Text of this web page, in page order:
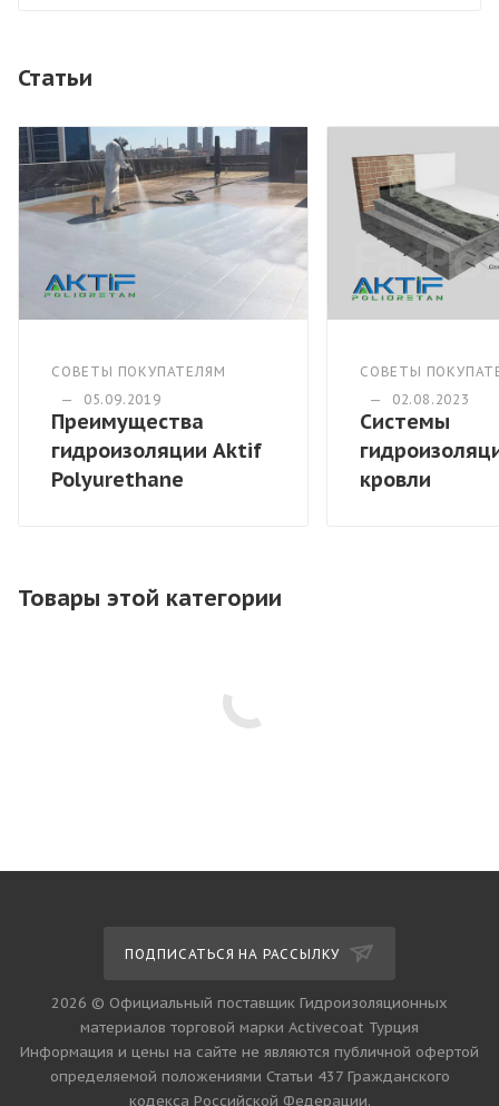
Статьи
СОВЕТЫ ПОКУПАТЕЛЯМ
—
05.09.2019
Преимущества
гидроизоляции Aktif
Polyurethane
СОВЕТЫ
—
02.08.2023
Системы
кровли
Товары этой категории
ПОДПИСАТЬСЯ НА РАССЫЛКУ
2026 © Официальный поставщик Гидроизоляционных
материалов торговой марки Activecoat Турция
Информация и цены на сайте не являются публичной офертой
определяемой положениями Статьи 437 Гражданского
кодекса Российской Федерации.